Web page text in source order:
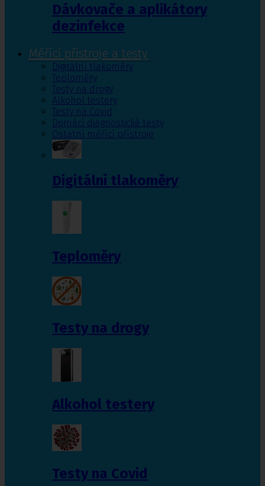
Dávkovače a aplikátory
dezinfekce
Měřící přístroje a testy
Digitální tlakoměry
Teploměry
Testy na drogy
Alkohol testery
Testy na Covid
Domácí diagnostické testy
Ostatní měřící přístroje
Digitální tlakoměry
Teploměry
Testy na drogy
Alkohol testery
Testy na Covid